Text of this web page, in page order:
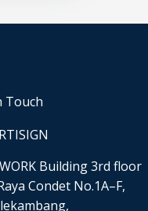
Touch
Building 3rd floor
Condet No.1A–F,